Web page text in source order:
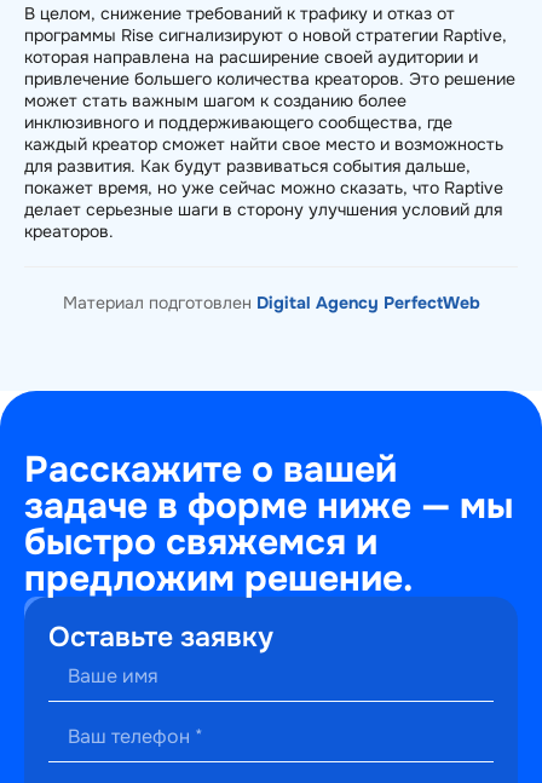
В целом, снижение требований к трафику и отказ от
программы Rise сигнализируют о новой стратегии Raptive,
которая направлена на расширение своей аудитории и
привлечение большего количества креаторов. Это решение
может стать важным шагом к созданию более
инклюзивного и поддерживающего сообщества, где
каждый креатор сможет найти свое место и возможность
для развития. Как будут развиваться события дальше,
покажет время, но уже сейчас можно сказать, что Raptive
делает серьезные шаги в сторону улучшения условий для
креаторов.
Материал подготовлен Digital Agency PerfectWeb
Расскажите о вашей
задаче в форме ниже — мы
быстро свяжемся и
предложим решение.
(495)
241-
22-
59
Оставьте заявку